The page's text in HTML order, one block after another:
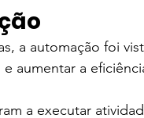
a automação foi
e aumentar a
a executar